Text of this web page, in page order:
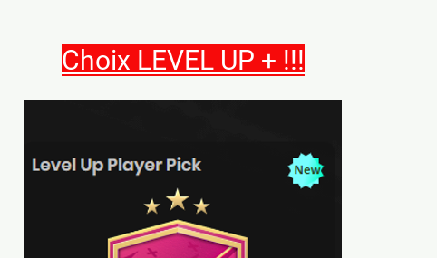
Choix LEVEL UP + !!!